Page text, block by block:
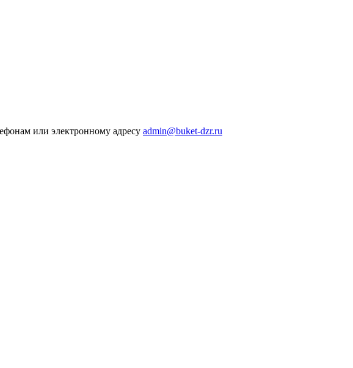
или электронному адресу admin@buket-dzr.ru